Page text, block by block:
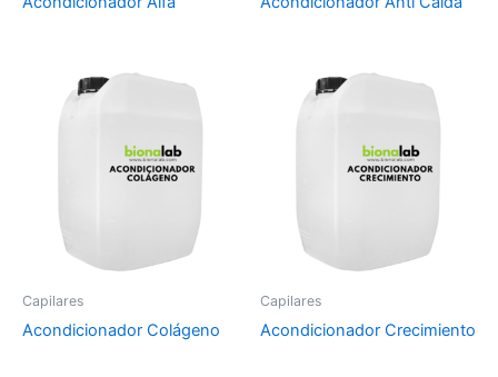
Capilares
Acondicionador Colágeno
Capilares
Acondicionador Crecimiento